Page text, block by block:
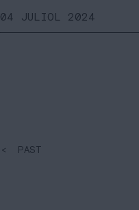
04 JULIOL 2024
< PAST